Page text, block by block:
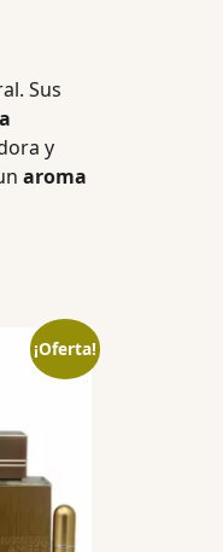
Sus
y
aroma
¡Oferta!